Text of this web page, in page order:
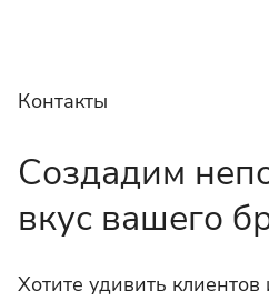
Контакты
Создадим
вкус вашего
Хотите удивить